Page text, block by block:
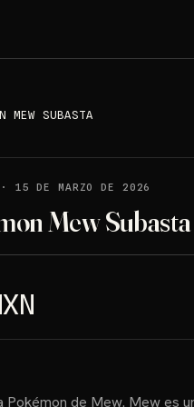
MEW SUBASTA
· 15 DE MARZO DE 2026
Mew Subasta
Pokémon de Mew. Mew es